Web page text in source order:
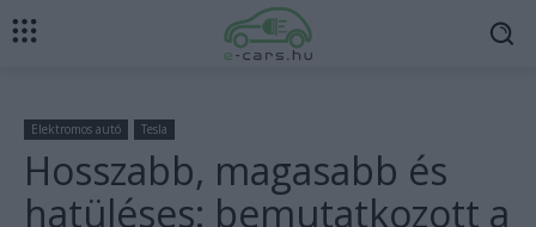
Elektromos autó Tesla
Hosszabb, magasabb és
hatüléses: bemutatkozott a